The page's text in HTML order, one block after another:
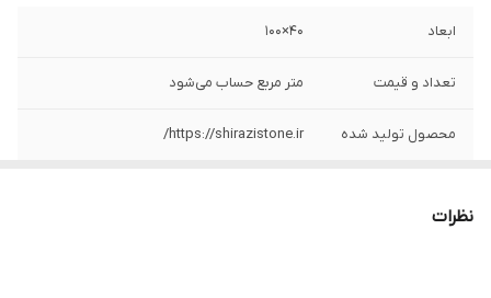
ابعاد ۴۰×۱۰۰
تعداد و قیمت متر مربع حساب می‌شود
محصول تولید شده https://shirazistone.ir/
نظرات